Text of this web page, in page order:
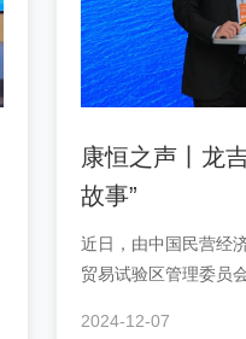
康恒之声丨龙
故事”
近日，由中国民营经
贸易试验区管理委员
2024-12-07